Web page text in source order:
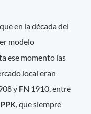
en la década del
modelo
ese momento las
local eran
y FN 1910, entre
, que siempre